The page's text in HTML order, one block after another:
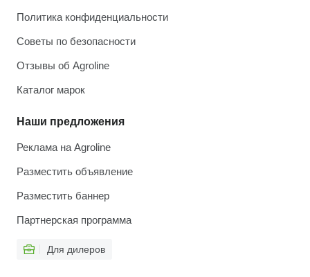
Политика конфиденциальности
Советы по безопасности
Отзывы об Agroline
Каталог марок
Наши предложения
Реклама на Agroline
Разместить объявление
Разместить баннер
Партнерская программа
Для дилеров